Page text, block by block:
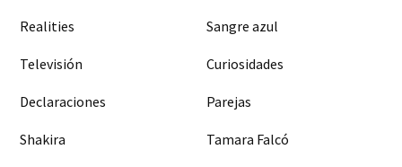
Realities Sangre azul
Televisión Curiosidades
Declaraciones Parejas
Shakira Tamara Falcó